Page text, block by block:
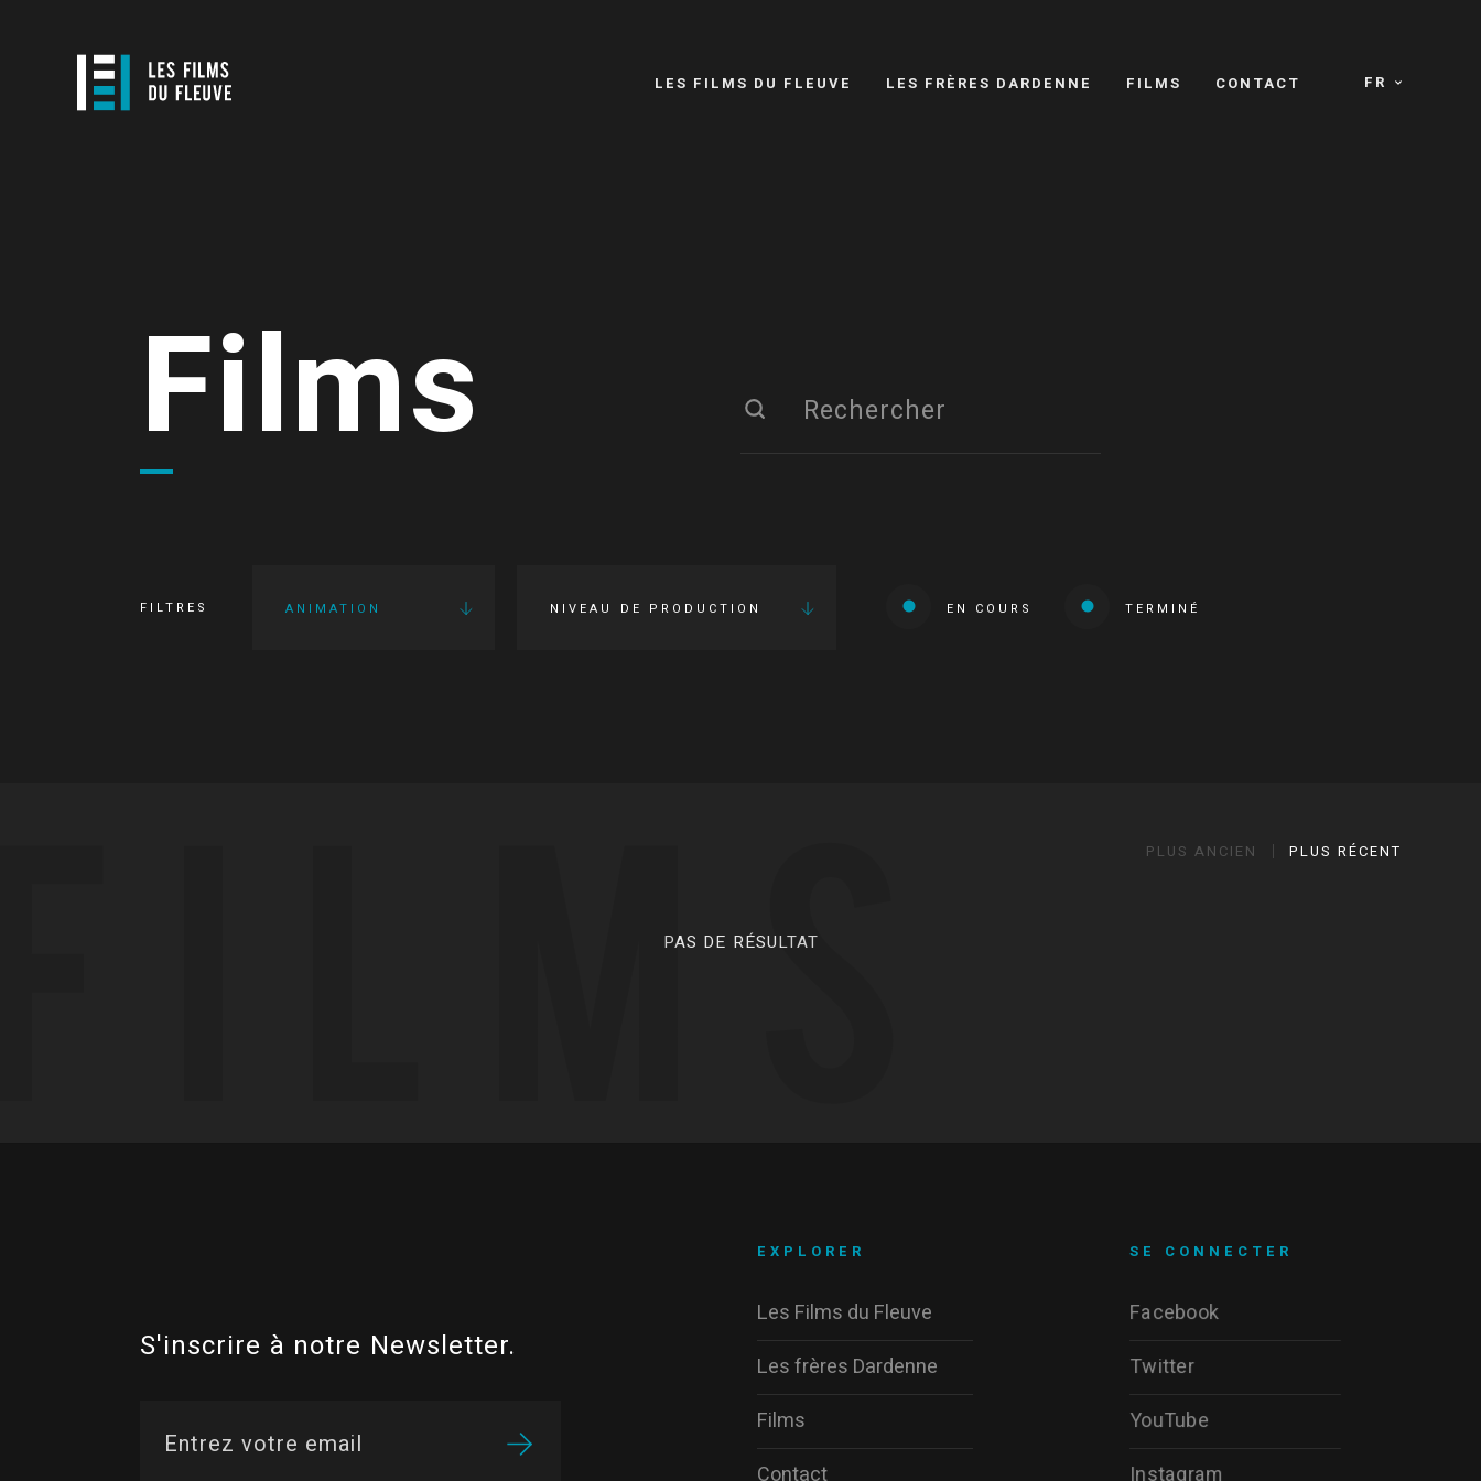
FR
LES FILMS DU FLEUVE LES FRÈRES DARDENNE FILMS CONTACT
Films
FILTRES ANIMATION NIVEAU DE PRODUCTION EN COURS TERMINÉ
PLUS ANCIEN PLUS RÉCENT
PAS DE RÉSULTAT
S'inscrire à notre Newsletter.
SE CONNECTER
Facebook
Twitter
YouTube
Instagram
EXPLORER
Les Films du Fleuve
Les frères Dardenne
Films
Contact